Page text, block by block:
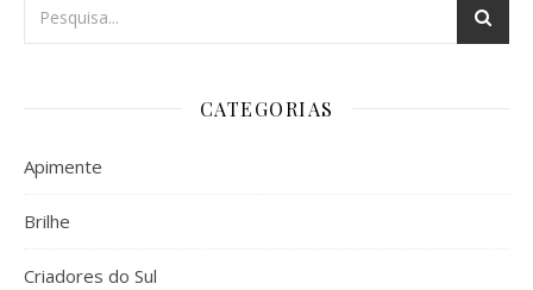
CATEGORIAS
Apimente
Brilhe
Criadores do Sul